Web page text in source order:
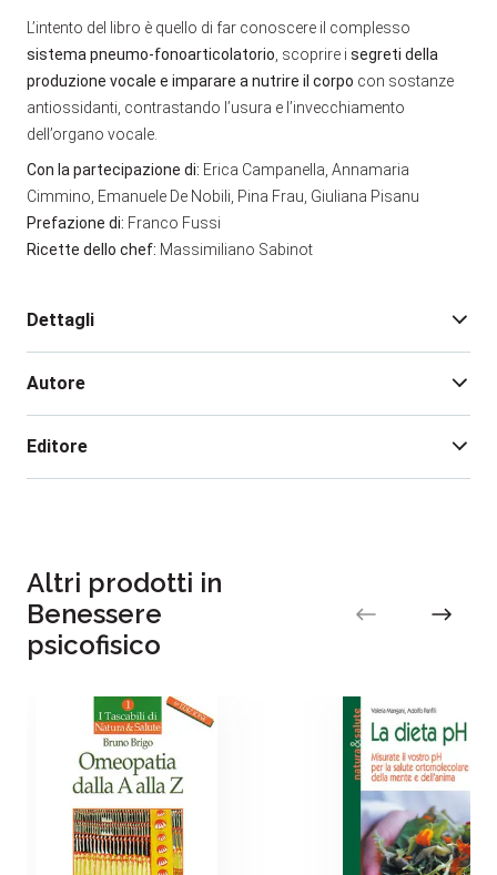
L’intento del libro è quello di far conoscere il complesso
sistema pneumo-fonoarticolatorio , scoprire i segreti della
produzione vocale e imparare a nutrire il corpo con sostanze
antiossidanti, contrastando l’usura e l’invecchiamento
dell’organo vocale.
Con la partecipazione di: Erica Campanella, Annamaria
Cimmino, Emanuele De Nobili, Pina Frau, Giuliana Pisanu
Prefazione di: Franco Fussi
Ricette dello chef: Massimiliano Sabinot
Dettagli
Pagine:
Autore
Editore
Il brand Tecniche Nuove da ormai 60 anni
promuove l’innovazione come motore della
crescita delle aziende e dei professionistiitaliani
e di chiunque voglia accrescere le proprie
conoscenze e competenze
Altri prodotti in
Benessere
psicofisico